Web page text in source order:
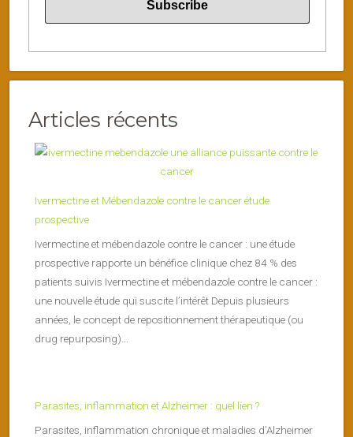
Articles récents
Ivermectine et Mébendazole contre le cancer étude
prospective
Ivermectine et mébendazole contre le cancer : une étude
prospective rapporte un bénéfice clinique chez 84 % des
patients suivis Ivermectine et mébendazole contre le cancer :
une nouvelle étude qui suscite l’intérêt Depuis plusieurs
années, le concept de repositionnement thérapeutique (ou
drug repurposing)...
Parasites, inflammation et Alzheimer : quel lien ?
Parasites, inflammation chronique et maladies d’Alzheimer